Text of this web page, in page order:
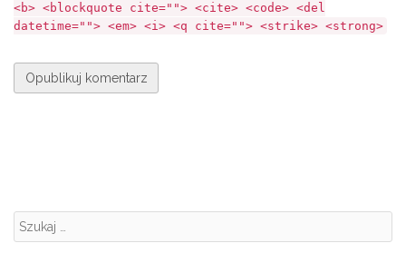
<b> <blockquote cite=""> <cite> <code> <del
datetime=""> <em> <i> <q cite=""> <strike> <strong>
Szukanie: